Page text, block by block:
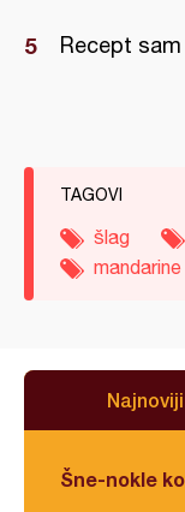
Recept
TAGOVI
šlag
mandarine
Najnoviji
Šne-nokle